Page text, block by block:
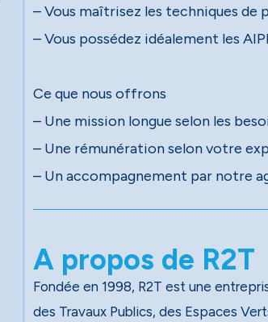
– Vous maîtrisez les techniques de
– Vous possédez idéalement les
Ce que nous offrons
– Une mission longue selon les
– Une rémunération selon votre
– Un accompagnement par notre
A propos de R2T
Fondée en 1998, R2T est une
des Travaux Publics, des Espaces Verts et de la Propreté. S’appuyant sur un